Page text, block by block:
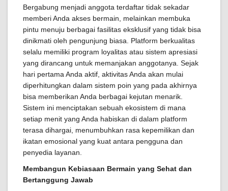
Bergabung menjadi anggota terdaftar tidak sekadar
memberi Anda akses bermain, melainkan membuka
pintu menuju berbagai fasilitas eksklusif yang tidak bisa
dinikmati oleh pengunjung biasa. Platform berkualitas
selalu memiliki program loyalitas atau sistem apresiasi
yang dirancang untuk memanjakan anggotanya. Sejak
hari pertama Anda aktif, aktivitas Anda akan mulai
diperhitungkan dalam sistem poin yang pada akhirnya
bisa memberikan Anda berbagai kejutan menarik.
Sistem ini menciptakan sebuah ekosistem di mana
setiap menit yang Anda habiskan di dalam platform
terasa dihargai, menumbuhkan rasa kepemilikan dan
ikatan emosional yang kuat antara pengguna dan
penyedia layanan.
Membangun Kebiasaan Bermain yang Sehat dan
Bertanggung Jawab